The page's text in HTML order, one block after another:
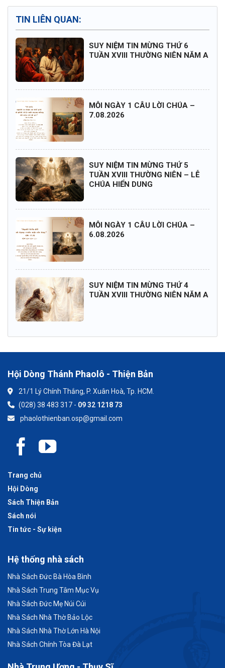
TIN LIÊN QUAN:
SUY NIỆM TIN MỪNG THỨ 6
TUẦN XVIII THƯỜNG NIÊN NĂM A
MỖI NGÀY 1 CÂU LỜI CHÚA –
7.08.2026
SUY NIỆM TIN MỪNG THỨ 5
TUẦN XVIII THƯỜNG NIÊN – LỄ
CHÚA HIỂN DUNG
MỖI NGÀY 1 CÂU LỜI CHÚA –
6.08.2026
SUY NIỆM TIN MỪNG THỨ 4
TUẦN XVIII THƯỜNG NIÊN NĂM A
Hội Dòng Thánh Phaolô - Thiện Bản
21/1 Lý Chính Thắng, P. Xuân Hoà, Tp. HCM.
(028) 38 483 317 - 09 32 1218 73
phaolothienban.osp@gmail.com
Trang chủ
Hội Dòng
Sách Thiện Bản
Sách nói
Tin tức - Sự kiện
Hệ thống nhà sách
Nhà Sách Đức Bà Hòa Bình
Nhà Sách Trung Tâm Mục Vụ
Nhà Sách Đức Mẹ Núi Cúi
Nhà Sách Nhà Thờ Bảo Lộc
Nhà Sách Nhà Thờ Lớn Hà Nội
Nhà Sách Chính Tòa Đà Lạt